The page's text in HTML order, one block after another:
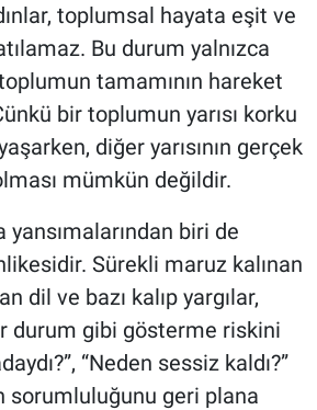
toplumsal hayata eşit ve
Bu durum yalnızca
tamamının hareket
bir toplumun yarısı korku
diğer yarısının gerçek
mümkün değildir.
biri de
Sürekli maruz kalınan
dil ve bazı kalıp yargılar,
durum gibi gösterme riskini
“Neden sessiz kaldı?”
sorumluluğunu geri plana